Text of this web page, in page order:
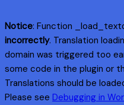
Notice: Function
incorrectly. Translation
domain was triggered too
some code in the plugin or
Translations should be
Please see Debugging in